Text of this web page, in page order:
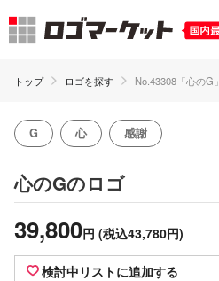
トップ ロゴを探す No.43308「心のG」
G 心 感謝
心のGのロゴ
39,800円 (税込43,780円)
検討中リストに追加する